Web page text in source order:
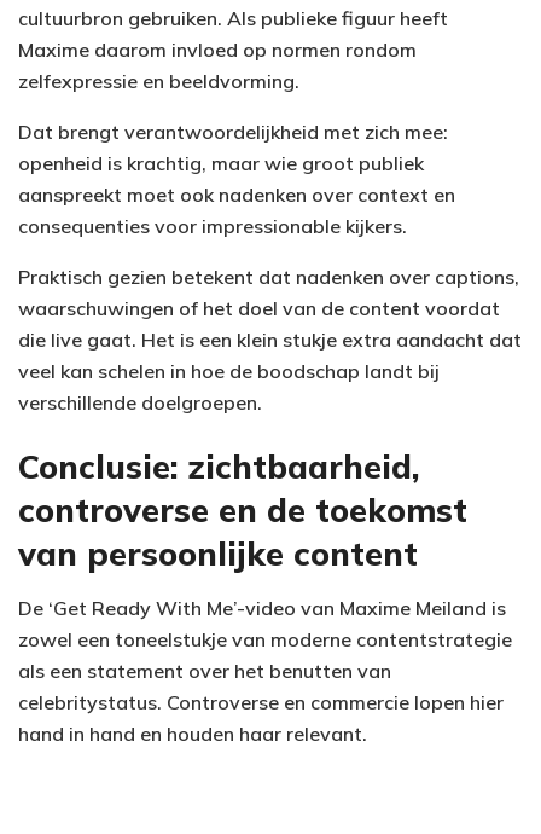
cultuurbron gebruiken. Als publieke figuur heeft
Maxime daarom invloed op normen rondom
zelfexpressie en beeldvorming.
Dat brengt verantwoordelijkheid met zich mee:
openheid is krachtig, maar wie groot publiek
aanspreekt moet ook nadenken over context en
consequenties voor impressionable kijkers.
Praktisch gezien betekent dat nadenken over captions,
waarschuwingen of het doel van de content voordat
die live gaat. Het is een klein stukje extra aandacht dat
veel kan schelen in hoe de boodschap landt bij
verschillende doelgroepen.
Conclusie: zichtbaarheid,
controverse en de toekomst
van persoonlijke content
De ‘Get Ready With Me’-video van Maxime Meiland is
zowel een toneelstukje van moderne contentstrategie
als een statement over het benutten van
celebritystatus. Controverse en commercie lopen hier
hand in hand en houden haar relevant.